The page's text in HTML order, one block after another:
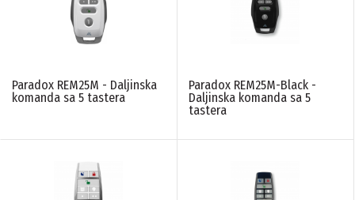
Paradox REM25M - Daljinska
komanda sa 5 tastera
Paradox REM25M-Black -
Daljinska komanda sa 5
tastera